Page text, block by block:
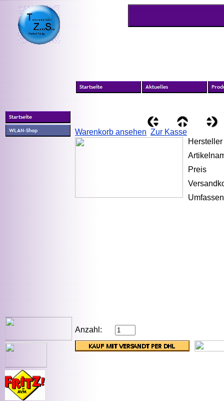
Warenkorb ansehen Zur Kasse
Hersteller
Preis
Anzahl: